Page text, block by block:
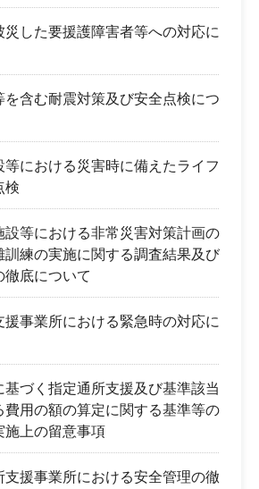
災した要援護障害者等への対応に
を含む耐震対策及び安全点検につ
等における災害時に備えたライフ
検
設等における非常災害対策計画の
訓練の実施に関する調査結果及び
徹底について
援事業所における緊急時の対応に
基づく指定通所支援及び基準該当
費用の額の算定に関する基準等の
施上の留意事項
支援事業所における安全管理の徹